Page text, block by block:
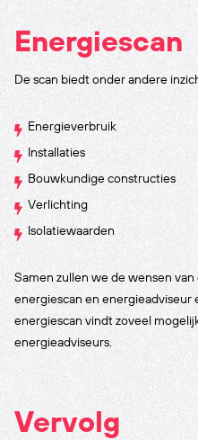
Energiescan
De scan biedt onder andere
Energieverbruik
Installaties
Bouwkundige constructies
Verlichting
Isolatiewaarden
Samen zullen we de wensen
energiescan en energieadviseur
energiescan vindt zoveel
energieadviseurs.
Vervolg